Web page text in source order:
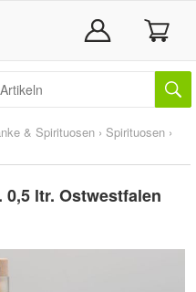
& Spirituosen › Spirituosen ›
0,5 ltr. Ostwestfalen